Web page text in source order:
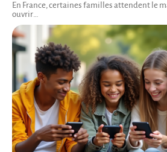
En France, certaines familles attendent le
ouvrir…